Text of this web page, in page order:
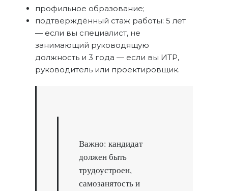
профильное образование;
подтверждённый стаж работы: 5 лет
— если вы специалист, не
занимающий руководящую
должность и 3 года — если вы ИТР,
руководитель или проектировщик.
Важно: кандидат
должен быть
трудоустроен,
самозанятость и